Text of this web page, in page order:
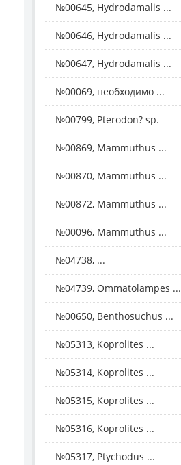
№00645, Hydrodamalis ...
№00646, Hydrodamalis ...
№00647, Hydrodamalis ...
№00069, необходимо ...
№00799, Pterodon? sp.
№00869, Mammuthus ...
№00870, Mammuthus ...
№00872, Mammuthus ...
№00096, Mammuthus ...
№04738, ...
№04739, Ommatolampes ...
№00650, Benthosuchus ...
№05313, Koprolites ...
№05314, Koprolites ...
№05315, Koprolites ...
№05316, Koprolites ...
№05317, Ptychodus ...